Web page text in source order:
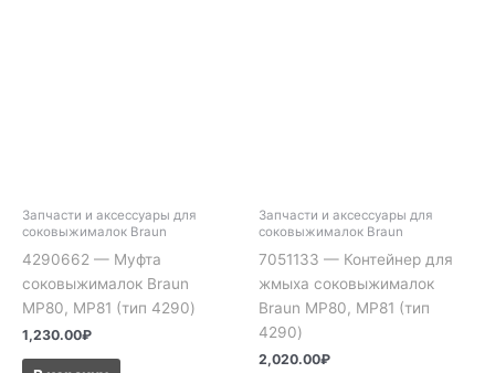
Запчасти и аксессуары для
соковыжималок Braun
4290662 — Муфта
соковыжималок Braun
MP80, MP81 (тип 4290)
1,230.00₽
Запчасти и аксессуары для
соковыжималок Braun
7051133 — Контейнер для
жмыха соковыжималок
Braun MP80, MP81 (тип
4290)
2,020.00₽